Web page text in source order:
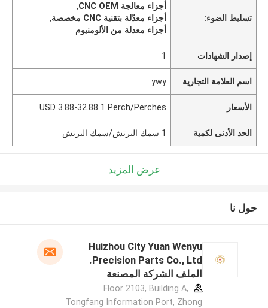
تسليط الضوء:
أجزاء معالجة CNC OEM
,
أجزاء معدّلة بتقنية CNC مخصصة
,
أجزاء معدلة من الألومنيوم
إصدار الشهادات 1
اسم العلامة التجارية ywy
الأسعار USD 3.88-32.88 1 Perch/Perches
الحد الأدنى لكمية 1 سمك البرتش/سمك البرتش
عرض المزيد
حول نا
Huizhou City Yuan Wenyu
Precision Parts Co., Ltd.
الملف الشركة المصنعة
Floor 2103, Building A,
Tongfang Information Port, Zhong